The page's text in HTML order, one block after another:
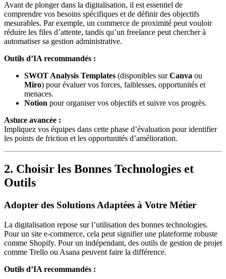
Avant de plonger dans la digitalisation, il est essentiel de
comprendre vos besoins spécifiques et de définir des objectifs
mesurables. Par exemple, un commerce de proximité peut vouloir
réduire les files d’attente, tandis qu’un freelance peut chercher à
automatiser sa gestion administrative.
Outils d’IA recommandés :
SWOT Analysis Templates (disponibles surCanva ou
Miro) pour évaluer vos forces, faiblesses, opportunités et
menaces.
Notion pour organiser vos objectifs et suivre vos progrès.
Astuce avancée :
Impliquez vos équipes dans cette phase d’évaluation pour identifier
les points de friction et les opportunités d’amélioration.
2. Choisir les Bonnes Technologies et
Outils
Adopter des Solutions Adaptées à Votre Métier
La digitalisation repose sur l’utilisation des bonnes technologies.
Pour un site e-commerce, cela peut signifier une plateforme robuste
comme Shopify. Pour un indépendant, des outils de gestion de projet
comme Trello ou Asana peuvent faire la différence.
Outils d’IA recommandés :